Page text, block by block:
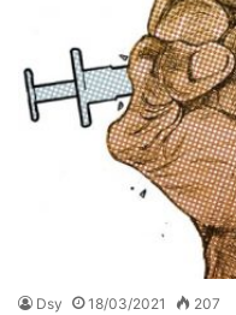
Dsy 18/03/2021 207